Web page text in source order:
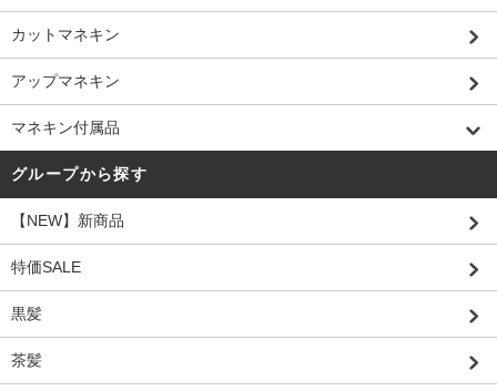
カットマネキン
アップマネキン
マネキン付属品
グループから探す
【NEW】新商品
特価SALE
黒髪
茶髪